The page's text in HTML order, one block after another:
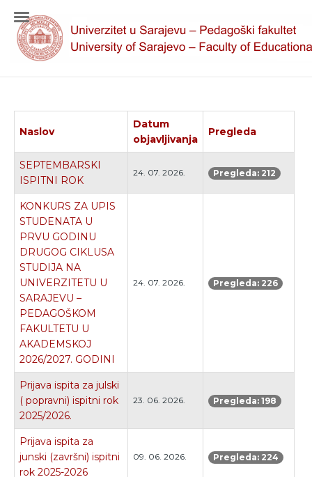
Naslov
Datum
objavljivanja
Pregleda
SEPTEMBARSKI
ISPITNI ROK
24. 07. 2026. Pregleda: 212
KONKURS ZA UPIS
STUDENATA U
PRVU GODINU
DRUGOG CIKLUSA
STUDIJA NA
UNIVERZITETU U
SARAJEVU –
PEDAGOŠKOM
FAKULTETU U
AKADEMSKOJ
2026/2027. GODINI
24. 07. 2026. Pregleda: 226
Prijava ispita za julski
( popravni) ispitni rok
2025/2026.
23. 06. 2026. Pregleda: 198
Prijava ispita za
junski (završni) ispitni
rok 2025-2026
09. 06. 2026. Pregleda: 224